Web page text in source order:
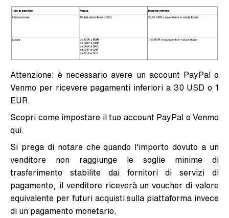
Attenzione: è necessario avere un account PayPal o
Venmo per ricevere pagamenti inferiori a 30 USD o 1
EUR.
Scopri come impostare il tuo account PayPal o Venmo
qui.
Si prega di notare che quando l'importo dovuto a un
venditore non raggiunge le soglie minime di
trasferimento stabilite dai fornitori di servizi di
pagamento, il venditore riceverà un voucher di valore
equivalente per futuri acquisti sulla piattaforma invece
di un pagamento monetario.